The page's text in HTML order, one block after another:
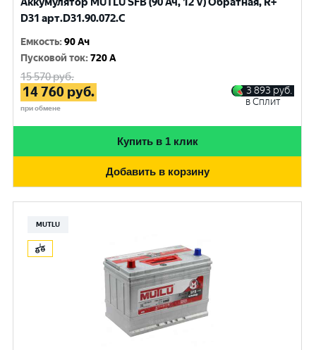
D31 арт.D31.90.072.C
Емкость:90 Ач
Пусковой ток:720 A
15 570руб.
14 760 руб.
при обмене
3 893 руб.
в Сплит
Купить в 1 клик
Добавить в корзину
MUTLU